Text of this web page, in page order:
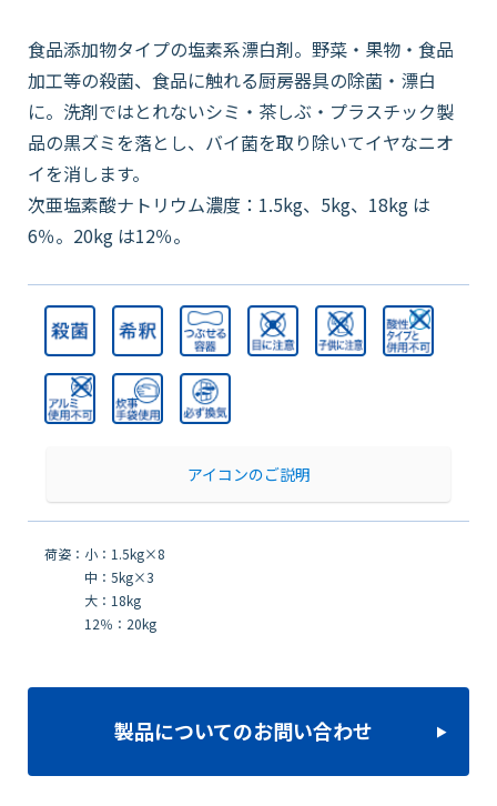
SDSダウンロード
オンラインストア
食品添加物タイプの塩素系漂白剤。野菜・果物・食品
加工等の殺菌、食品に触れる厨房器具の除菌・漂白
に。洗剤ではとれないシミ・茶しぶ・プラスチック製
品の黒ズミを落とし、バイ菌を取り除いてイヤなニオ
イを消します。
次亜塩素酸ナトリウム濃度：1.5kg、5kg、18kg は
6％。20kg は12％。
アイコンのご説明
荷姿：小：1.5kg×8
中：5kg×3
大：18kg
12％：20kg
製品についてのお問い合わせ